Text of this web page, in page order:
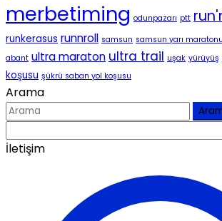
merbetiming odunpazarı ptt
runkerasus runnroll samsun samsun yarı maratonu
abant ultra maraton ultra trail uşak yürüyüş
koşusu şükrü saban yol koşusu
Arama
İletişim